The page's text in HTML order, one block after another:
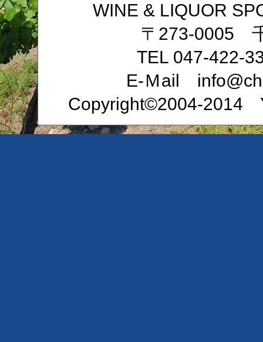
WINE & LIQUOR
〒273-0005
TEL 047-422-
E-Ｍail
Copyright©2004-2014